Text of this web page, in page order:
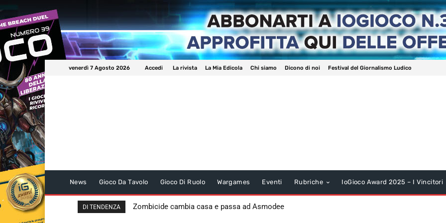
venerdì 7 Agosto 2026 Accedi La rivista La Mia Edicola Chi siamo Dicono di noi Festival del Giornalismo Ludico
News Gioco Da Tavolo Gioco Di Ruolo Wargames Eventi Rubriche IoGioco Award 2025 – I Vincitori
DI TENDENZA Zombicide cambia casa e passa ad Asmodee